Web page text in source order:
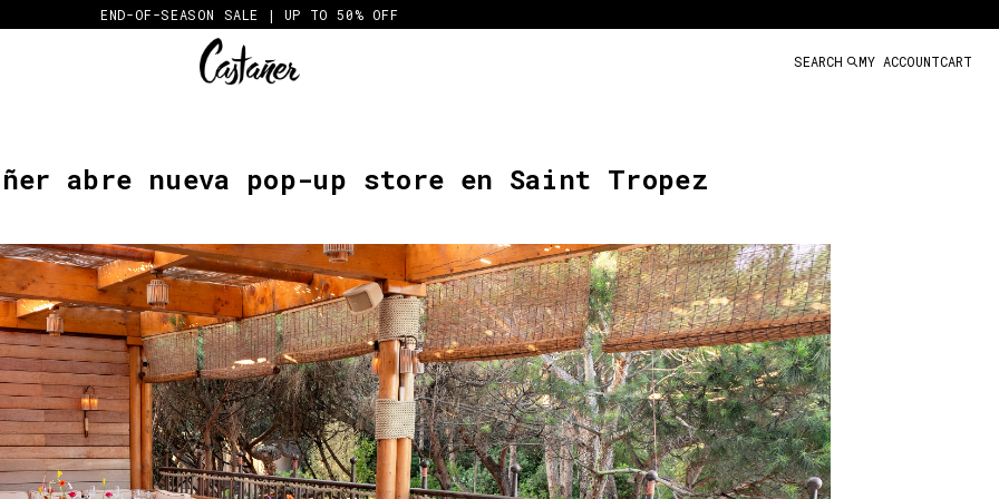
END-OF-SEASON SALE | UP TO 50% OFF
SEARCH MY ACCOUNTCART
abre nueva pop-up store en Saint Tropez